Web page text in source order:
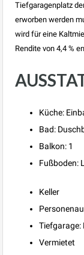
Tiefgaragenplatz
erworben werden
wird für eine
Rendite von 4,4 %
Küche:
Bad:
Balkon: 1
Fußboden:
Keller
Tiefgarage:
Vermietet